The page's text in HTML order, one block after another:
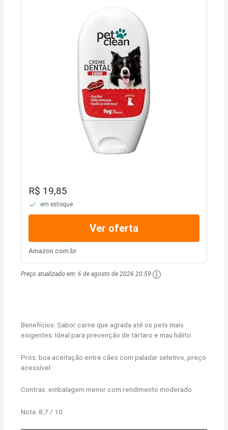
R$ 19,85
em estoque
Ver oferta
Amazon.com.br
Preço atualizado em:6 de agosto de 2026 20:59
Benefícios: Sabor carne que agrada até os pets mais
exigentes. Ideal para prevenção de tártaro e mau hálito.
Prós: boa aceitação entre cães com paladar seletivo, preço
acessível.
Contras: embalagem menor com rendimento moderado.
Nota: 8,7 / 10